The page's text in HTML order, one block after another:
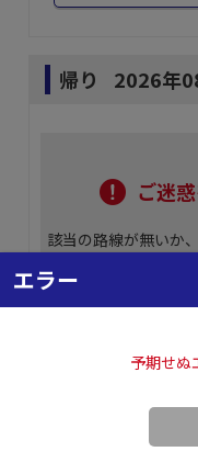
帰り 2026年
ご迷
該当の路線が無いか
条件を変えていただ
けますよ
STEP② プラン選択
エラー
予期せぬ